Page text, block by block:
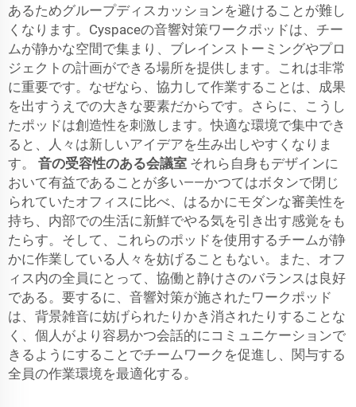
あるためグループディスカッションを避けることが難し
くなります。Cyspaceの音響対策ワークポッドは、チー
ムが静かな空間で集まり、ブレインストーミングやプロ
ジェクトの計画ができる場所を提供します。これは非常
に重要です。なぜなら、協力して作業することは、成果
を出すうえでの大きな要素だからです。さらに、こうし
たポッドは創造性を刺激します。快適な環境で集中でき
ると、人々は新しいアイデアを生み出しやすくなりま
す。 音の受容性のある会議室 それら自身もデザインに
おいて有益であることが多い——かつてはボタンで閉じ
られていたオフィスに比べ、はるかにモダンな審美性を
持ち、内部での生活に新鮮でやる気を引き出す感覚をも
たらす。そして、これらのポッドを使用するチームが静
かに作業している人々を妨げることもない。また、オフ
ィス内の全員にとって、協働と静けさのバランスは良好
である。要するに、音響対策が施されたワークポッド
は、背景雑音に妨げられたりかき消されたりすることな
く、個人がより容易かつ会話的にコミュニケーションで
きるようにすることでチームワークを促進し、関与する
全員の作業環境を最適化する。